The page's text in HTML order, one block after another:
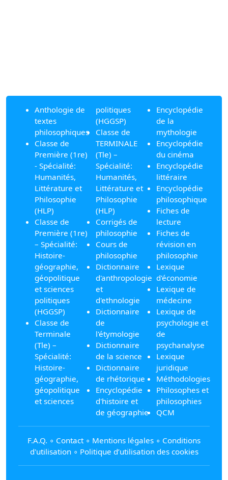
Anthologie de
textes
philosophiques
Classe de
Première (1re)
- Spécialité:
Humanités,
Littérature et
Philosophie
(HLP)
Classe de
Première (1re)
– Spécialité:
Histoire-
géographie,
géopolitique
et sciences
politiques
(HGGSP)
Classe de
Terminale
(Tle) –
Spécialité:
Histoire-
géographie,
géopolitique
et sciences
politiques
(HGGSP)
Classe de
TERMINALE
(Tle) –
Spécialité:
Humanités,
Littérature et
Philosophie
(HLP)
Corrigés de
philosophie
Cours de
philosophie
Dictionnaire
d'anthropologie
et
d'ethnologie
Dictionnaire
de
l'étymologie
Dictionnaire
de la science
Dictionnaire
de rhétorique
Encyclopédie
d'histoire et
de géographie
Encyclopédie
de la
mythologie
Encyclopédie
du cinéma
Encyclopédie
littéraire
Encyclopédie
philosophique
Fiches de
lecture
Fiches de
révision en
philosophie
Lexique
d'économie
Lexique de
médecine
Lexique de
psychologie et
de
psychanalyse
Lexique
juridique
Méthodologies
Philosophes et
philosophies
QCM
F.A.Q. ∘ Contact∘ Mentions légales ∘ Conditions
d'utilisation∘ Politique d’utilisation des cookies